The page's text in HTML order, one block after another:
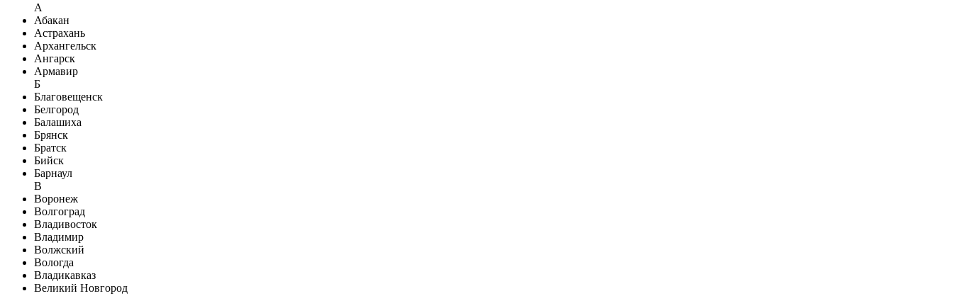
А
Абакан
Астрахань
Архангельск
Ангарск
Армавир
Б
Благовещенск
Белгород
Балашиха
Брянск
Братск
Бийск
Барнаул
В
Воронеж
Волгоград
Владивосток
Владимир
Волжский
Вологда
Владикавказ
Великий Новгород